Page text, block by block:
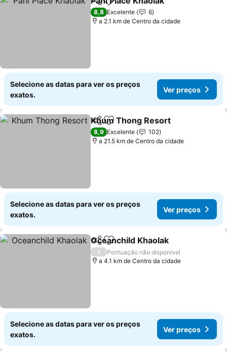
PartilharAdicionar aos favoritos
8,8 Excelente
6
a 2.1 km de Centro da cidade
Selecione as datas para ver os preços
exatos.
Ver preços
PartilharAdicionar aos favoritos
Khum Thong Resort
8,9 Excelente
102
a 21.5 km de Centro da cidade
Selecione as datas para ver os preços
exatos.
Ver preços
PartilharAdicionar aos favoritos
Oceanchild Khaolak
/
Pontuação não disponível
a 4.1 km de Centro da cidade
Selecione as datas para ver os preços
exatos.
Ver preços